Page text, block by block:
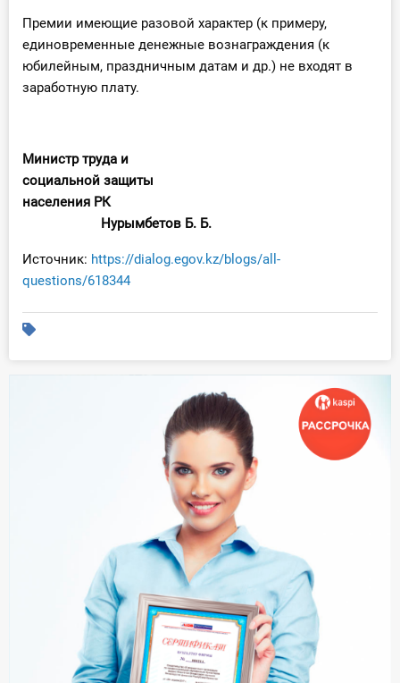
Премии имеющие разовой характер (к примеру,
единовременные денежные вознаграждения (к
юбилейным, праздничным датам и др.) не входят в
заработную плату.
Министр труда и
социальной защиты
населения РК
Нурымбетов Б. Б.
Источник: https://dialog.egov.kz/blogs/all-
questions/618344